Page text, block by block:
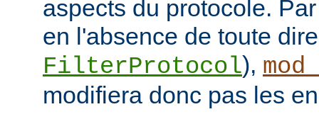
aspects du protocole.
en l'absence de toute
FilterProtocol),
modifiera donc pas les